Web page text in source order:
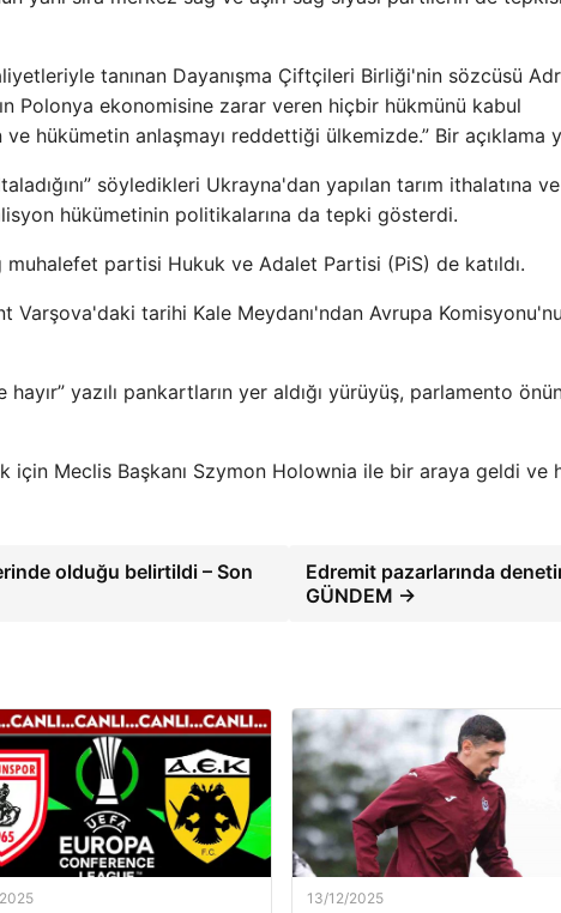
tanınan Dayanışma Çiftçileri Birliği'nin sözcüsü
Polonya ekonomisine zarar veren hiçbir hükmünü kabul
hükümetin anlaşmayı reddettiği ülkemizde.” Bir açıklama
söyledikleri Ukrayna'dan yapılan tarım ithalatına ve
hükümetinin politikalarına da tepki gösterdi.
partisi Hukuk ve Adalet Partisi (PiS) de katıldı.
tarihi Kale Meydanı'ndan Avrupa
yazılı pankartların yer aldığı yürüyüş, parlamento
Meclis Başkanı Szymon Holownia ile bir araya geldi ve
olduğu belirtildi – Son
Edremit pazarlarında
GÜNDEM →
13/12/2025